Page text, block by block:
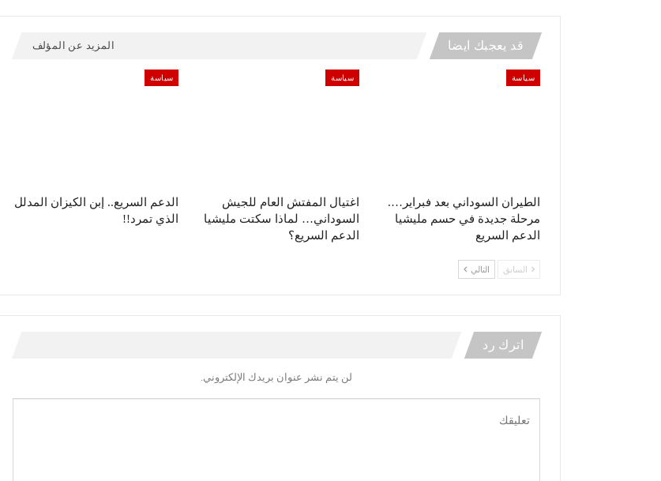
قد يعجبك ايضا المزيد عن المؤلف
سياسة
الطيران السوداني بعد فبراير….
مرحلة جديدة في حسم مليشيا
الدعم السريع
سياسة
اغتيال المفتش العام للجيش
السوداني… لماذا سكتت مليشيا
الدعم السريع؟
سياسة
الدعم السريع.. إبن الكيزان المدلل
الذي تمرد!!
السابق التالي
اترك رد
لن يتم نشر عنوان بريدك الإلكتروني.